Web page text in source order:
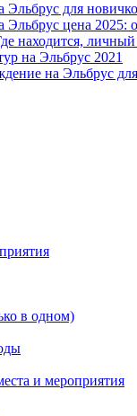
Эльбрус для
Эльбрус цена 2025:
находится,
на Эльбрус 2021
на Эльбрус
в одном)
и мероприятия